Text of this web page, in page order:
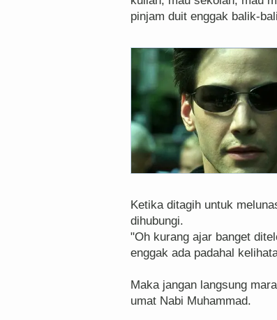
pinjam duit enggak balik-
Ketika ditagih untuk
dihubungi.
"Oh kurang ajar banget
enggak ada padahal
Maka jangan langsung
umat Nabi Muhammad.